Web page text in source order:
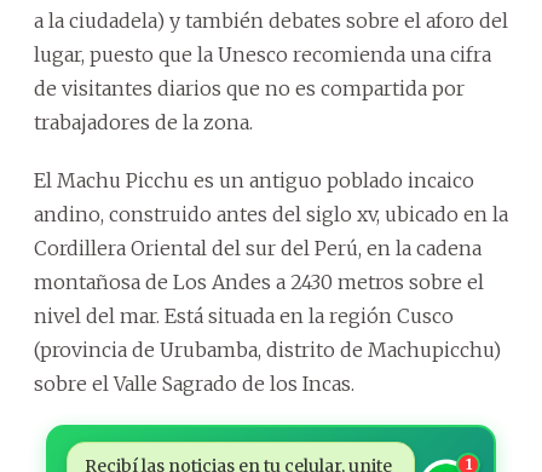
a la ciudadela) y también debates sobre el aforo del
lugar, puesto que la Unesco recomienda una cifra
de visitantes diarios que no es compartida por
trabajadores de la zona.
El Machu Picchu es un antiguo poblado incaico
andino, construido antes del siglo xv, ubicado en la
Cordillera Oriental del sur del Perú, en la cadena
montañosa de Los Andes a 2430 metros sobre el
nivel del mar. Está situada en la región Cusco
(provincia de Urubamba, distrito de Machupicchu)
sobre el Valle Sagrado de los Incas.
Recibí las noticias en tu celular, unite
1